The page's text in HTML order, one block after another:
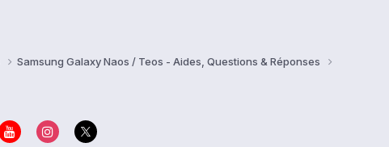
Samsung Galaxy Naos / Teos - Aides, Questions & Réponses